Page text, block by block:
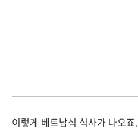
이렇게 베트남식 식사가 나오죠.